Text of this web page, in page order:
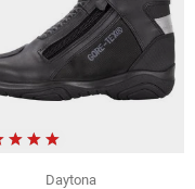
Daytona